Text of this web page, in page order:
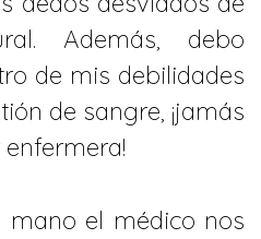
Además, debo
de mis debilidades
de sangre, ¡jamás
mano el médico nos